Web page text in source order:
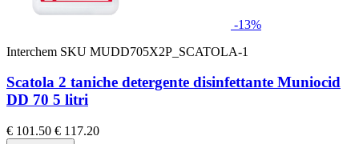
-13%
Interchem SKU MUDD705X2P_SCATOLA-1
Scatola 2 taniche detergente disinfettante Muniocid
DD 70 5 litri
€ 101.50 € 117.20